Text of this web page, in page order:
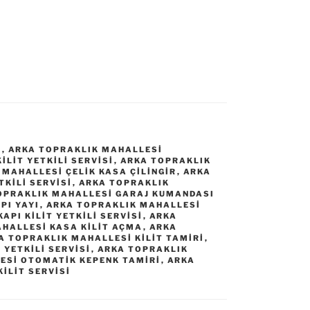
, ARKA TOPRAKLIK MAHALLESI
YETKILI SERVISI , ARKA TOPRAKLIK
ÇELIK KASA ÇILINGIR , ARKA
SERVISI , ARKA TOPRAKLIK
MAHALLESI GARAJ KUMANDASI
YAYI , ARKA TOPRAKLIK MAHALLESI
KILIT YETKILI SERVISI , ARKA
KASA KILIT AÇMA , ARKA
TOPRAKLIK MAHALLESI KILIT TAMIRI ,
YETKILI SERVISI , ARKA TOPRAKLIK
OTOMATIK KEPENK TAMIRI , ARKA
SERVISI